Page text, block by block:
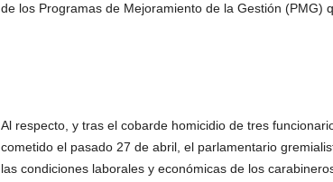
de los Programas de Mejoramiento de la Gestión (PMG)
Al respecto, y tras el cobarde homicidio de tres
cometido el pasado 27 de abril, el parlamentario
las condiciones laborales y económicas de los